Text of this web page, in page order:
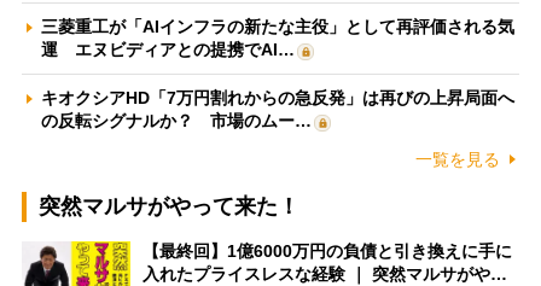
三菱重工が「AIインフラの新たな主役」として再評価される気
運 エヌビディアとの提携でAI…
キオクシアHD「7万円割れからの急反発」は再びの上昇局面へ
の反転シグナルか？ 市場のムー…
一覧を見る
突然マルサがやって来た！
【最終回】1億6000万円の負債と引き換えに手に
入れたプライスレスな経験 ｜ 突然マルサがや…